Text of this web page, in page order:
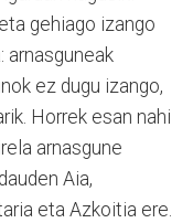
gehiago izango
arnasguneak
ez dugu izango,
Horrek esan nahi
arnasgune
Aia,
eta Azkoitia ere.